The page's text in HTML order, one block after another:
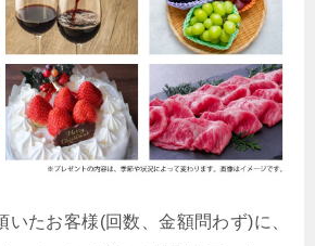
いたお客様(回数、金額問わず)に、